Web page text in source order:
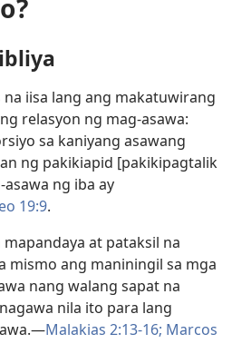
na iisa lang ang makatuwirang
relasyon ng mag-asawa:
sa kaniyang asawang
ng pakikiapid [pakikipagtalik
ng iba ay
19:9.
at pataksil na
mismo ang maniningil sa mga
nang walang sapat na
nila ito para lang
Malakias 2:13-16; Marcos